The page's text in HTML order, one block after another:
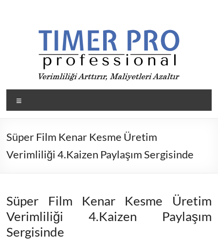
Timer
Pro
ile
Üretimde
verimliliği
düşür
Süper Film Kenar Kesme Üretim
Verimliliği 4.Kaizen Paylaşım Sergisinde
Süper Film Kenar Kesme Üretim
Verimliliği 4.Kaizen Paylaşım
Sergisinde